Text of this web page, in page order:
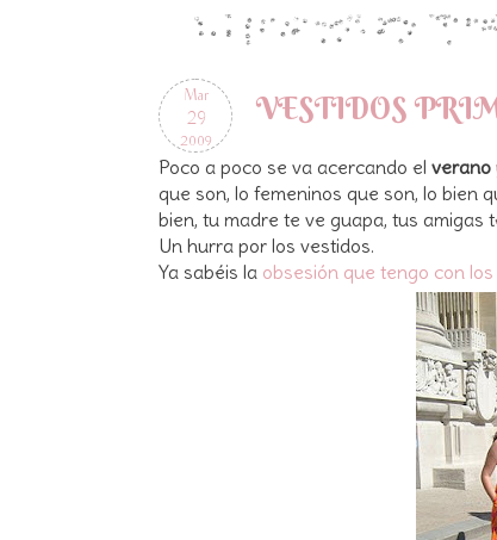
Mar
29
2009
VESTIDOS
Poco a poco se va acercando el verano
que son, lo femeninos que son, lo bien
bien, tu madre te ve guapa, tus amigas
Un hurra por los vestidos.
Ya sabéis la obsesión que tengo con